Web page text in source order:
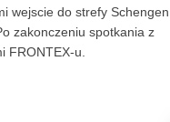
wejscie do strefy Schengen,
zakonczeniu spotkania z
FRONTEX-u.